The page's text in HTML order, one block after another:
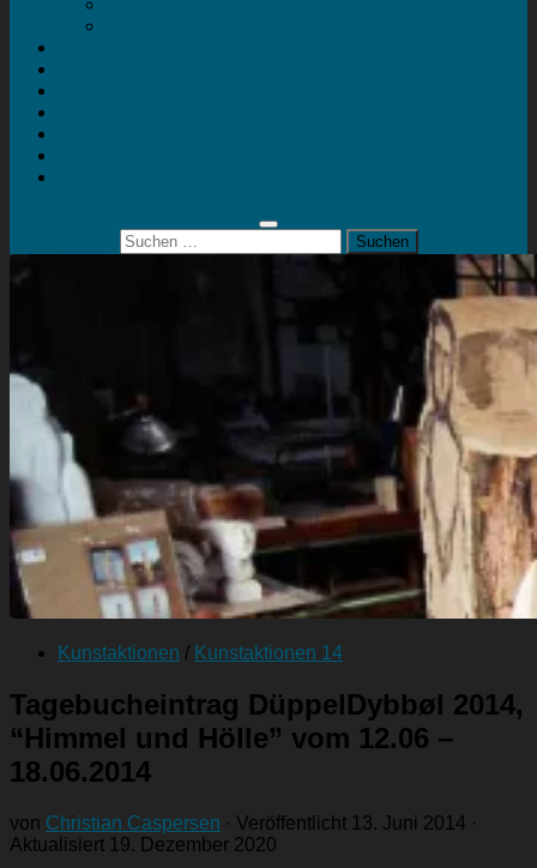
Suchen
nach:
Kunstaktionen / Kunstaktionen 14
Tagebucheintrag DüppelDybbøl 2014,
“Himmel und Hölle” vom 12.06 –
18.06.2014
von Christian Caspersen · Veröffentlicht 13. Juni 2014 ·
Aktualisiert 19. Dezember 2020